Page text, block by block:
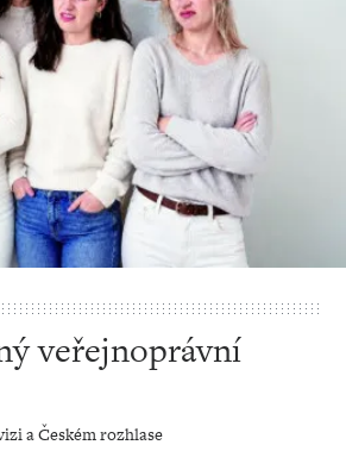
veřejnoprávní
a Českém rozhlase